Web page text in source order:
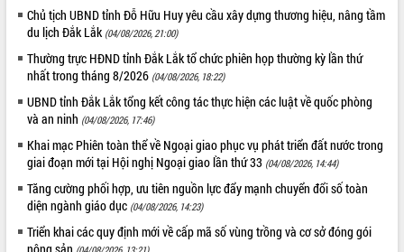
Chủ tịch UBND tỉnh Đỗ Hữu Huy yêu cầu xây dựng thương hiệu, nâng tầm
du lịch Đắk Lắk (04/08/2026, 21:00)
Thường trực HĐND tỉnh Đắk Lắk tổ chức phiên họp thường kỳ lần thứ
nhất trong tháng 8/2026 (04/08/2026, 18:22)
UBND tỉnh Đắk Lắk tổng kết công tác thực hiện các luật về quốc phòng
và an ninh (04/08/2026, 17:46)
Khai mạc Phiên toàn thể về Ngoại giao phục vụ phát triển đất nước trong
giai đoạn mới tại Hội nghị Ngoại giao lần thứ 33 (04/08/2026, 14:44)
Tăng cường phối hợp, ưu tiên nguồn lực đẩy mạnh chuyển đổi số toàn
diện ngành giáo dục (04/08/2026, 14:23)
Triển khai các quy định mới về cấp mã số vùng trồng và cơ sở đóng gói